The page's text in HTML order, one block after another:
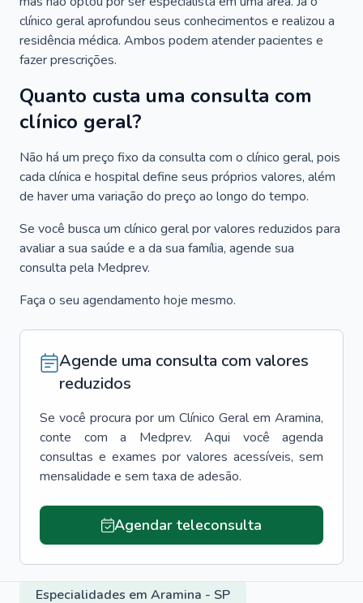
clínico geral aprofundou seus conhecimentos e realizou a
residência médica. Ambos podem atender pacientes e
fazer prescrições.
Quanto custa uma consulta com
clínico geral?
Não há um preço fixo da consulta com o clínico geral, pois
cada clínica e hospital define seus próprios valores, além
de haver uma variação do preço ao longo do tempo.
Se você busca um clínico geral por valores reduzidos para
avaliar a sua saúde e a da sua família, agende sua
consulta pela Medprev.
Faça o seu agendamento hoje mesmo.
Agende uma consulta com valores
reduzidos
Se você procura por um Clínico Geral em Aramina,
conte com a Medprev. Aqui você agenda
consultas e exames por valores acessíveis, sem
mensalidade e sem taxa de adesão.
Agendar teleconsulta
Especialidades em Aramina - SP